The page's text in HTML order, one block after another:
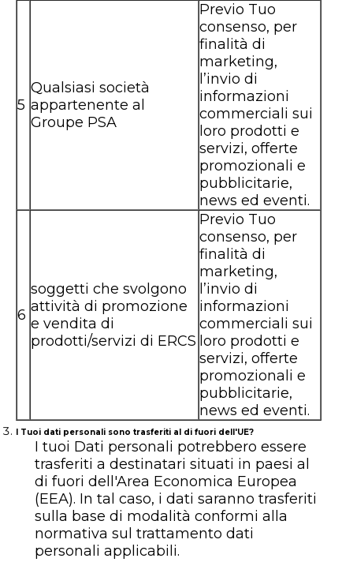
5
Qualsiasi società
appartenente al
Groupe PSA
Previo Tuo
consenso, per
finalità di
marketing,
l’invio di
informazioni
commerciali sui
loro prodotti e
servizi, offerte
promozionali e
pubblicitarie,
news ed eventi.
6
soggetti che svolgono
attività di promozione
e vendita di
prodotti/servizi di ERCS
Previo Tuo
consenso, per
finalità di
marketing,
l’invio di
informazioni
commerciali sui
loro prodotti e
servizi, offerte
promozionali e
pubblicitarie,
news ed eventi.
I Tuoi dati personali sono trasferiti al di fuori dell'UE?
I tuoi Dati personali potrebbero essere
trasferiti a destinatari situati in paesi al
di fuori dell'Area Economica Europea
(EEA). In tal caso, i dati saranno trasferiti
sulla base di modalità conformi alla
normativa sul trattamento dati
personali applicabili.